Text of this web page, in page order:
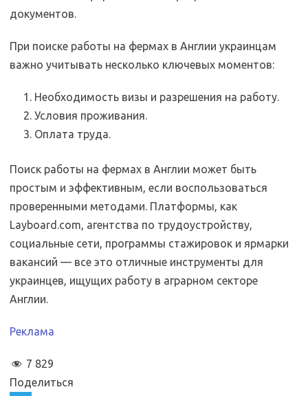
документов.
При поиске работы на фермах в Англии украинцам
важно учитывать несколько ключевых моментов:
Необходимость визы и разрешения на работу.
Условия проживания.
Оплата труда.
Поиск работы на фермах в Англии может быть
простым и эффективным, если воспользоваться
проверенными методами. Платформы, как
Layboard.com, агентства по трудоустройству,
социальные сети, программы стажировок и ярмарки
вакансий — все это отличные инструменты для
украинцев, ищущих работу в аграрном секторе
Англии.
Реклама
7 829
Поделиться